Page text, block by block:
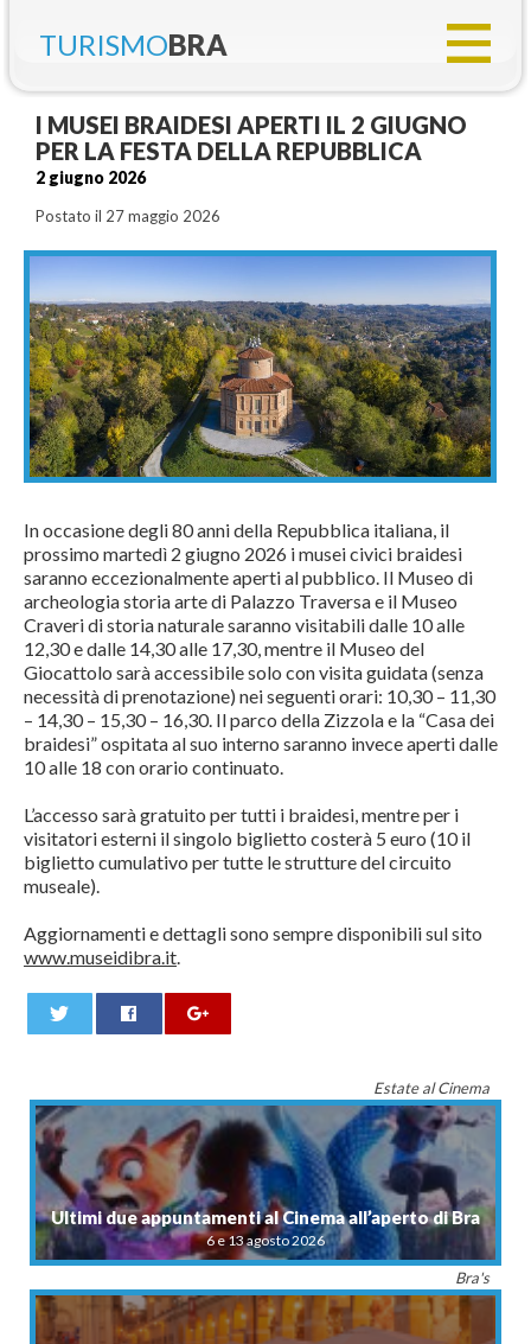
TURISMOBRA
I MUSEI BRAIDESI APERTI IL 2 GIUGNO
PER LA FESTA DELLA REPUBBLICA
2 giugno 2026
Postato il 27 maggio 2026
In occasione degli 80 anni della Repubblica italiana, il
prossimo martedì 2 giugno 2026 i musei civici braidesi
saranno eccezionalmente aperti al pubblico. Il Museo di
archeologia storia arte di Palazzo Traversa e il Museo
Craveri di storia naturale saranno visitabili dalle 10 alle
12,30 e dalle 14,30 alle 17,30, mentre il Museo del
Giocattolo sarà accessibile solo con visita guidata (senza
necessità di prenotazione) nei seguenti orari: 10,30 – 11,30
– 14,30 – 15,30 – 16,30. Il parco della Zizzola e la “Casa dei
braidesi” ospitata al suo interno saranno invece aperti dalle
10 alle 18 con orario continuato.
L’accesso sarà gratuito per tutti i braidesi, mentre per i
visitatori esterni il singolo biglietto costerà 5 euro (10 il
biglietto cumulativo per tutte le strutture del circuito
museale).
Aggiornamenti e dettagli sono sempre disponibili sul sito
www.museidibra.it.
Estate al Cinema
Ultimi due appuntamenti al Cinema all’aperto di Bra
6 e 13 agosto 2026
Bra's